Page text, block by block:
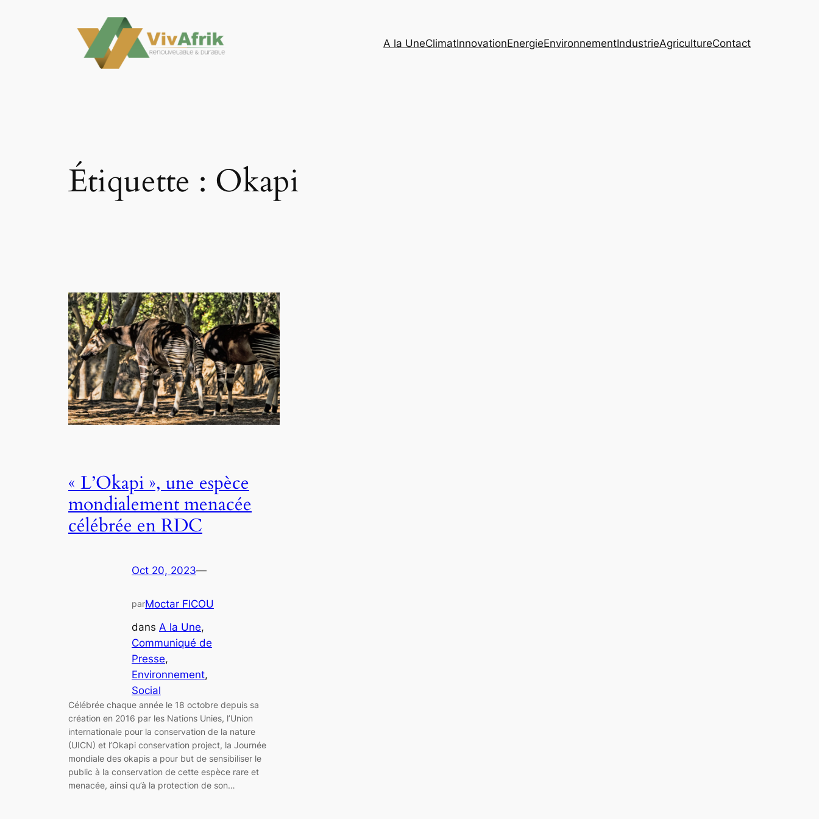
A la UneClimatInnovationEnergieEnvironnementIndustrieAgricultureContact
Étiquette : Okapi
« L’Okapi », une espèce
mondialement menacée
célébrée en RDC
Oct 20, 2023—
parMoctar FICOU
dans A la Une
Communiqué de
Presse
Environnement
Social
Célébrée chaque année le 18 octobre depuis sa
création en 2016 par les Nations Unies, l’Union
internationale pour la conservation de la nature
(UICN) et l’Okapi conservation project, la Journée
mondiale des okapis a pour but de sensibiliser le
public à la conservation de cette espèce rare et
menacée, ainsi qu’à la protection de son…